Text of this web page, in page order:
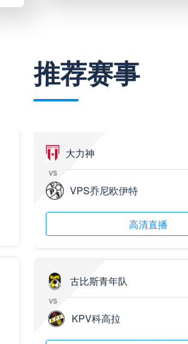
标签
比赛录像 西甲
05月26日 AC米兰vs蒙扎全场录像回放
标签
标签
标签
2025年5月24日
标签
欧联杯决赛
标签
2025年5月23日
标签
2024年5月21日
推荐赛事
大力神
vs
VPS乔尼欧伊特
高清直播
古比斯青年队
vs
KPV科高拉